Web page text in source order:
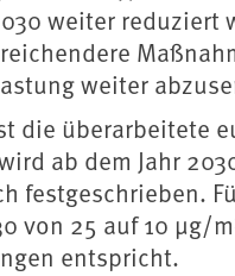
weiter reduziert
weiter
die überarbeitete
ab dem Jahr
festgeschrieben.
von 25 auf 10 µg/
entspricht.